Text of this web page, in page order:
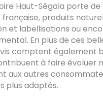
Haut-Ségala porte de
produits
et labellisations ou
En plus de ces
comptent également
à faire évoluer
aux autres
plus adaptés.